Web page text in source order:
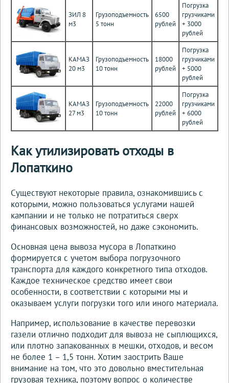
ЗИЛ 8
м3
Грузоподъемность
5 тонн
6500
рублей
Погрузка
грузчиками
+ 3000
рублей
КАМАЗ
20 м3
Грузоподъемность
10 тонн
18000
рублей
Погрузка
грузчиками
+ 5000
рублей
КАМАЗ
27 м3
Грузоподъемность
10 тонн
22000
рублей
Погрузка
грузчиками
+ 6000
рублей
Как утилизировать отходы в
Лопаткино
Существуют некоторые правила, ознакомившись с
которыми, можно пользоваться услугами нашей
кампании и не только не потратиться сверх
финансовых возможностей, но даже сэкономить.
Основная цена вывоза мусора в Лопаткино
формируется с учетом выбора погрузочного
транспорта для каждого конкретного типа отходов.
Каждое техническое средство имеет свои
особенности, в соответствии с которыми мы и
оказываем услуги погрузки того или иного материала.
Например, использование в качестве перевозки
газели отлично подходит для вывоза не сыплющихся,
или плотно запакованных в мешки, отходов, и весом
не более 1 – 1,5 тонн. Хотим заострить Ваше
внимание на том, что это довольно вместительная
грузовая техника, поэтому вопрос о количестве